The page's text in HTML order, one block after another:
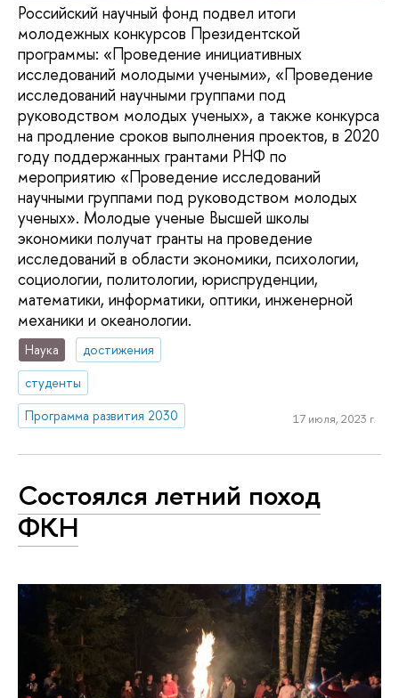
Российский научный фонд подвел итоги
молодежных конкурсов Президентской
программы: «Проведение инициативных
исследований молодыми учеными», «Проведение
исследований научными группами под
руководством молодых ученых», а также конкурса
на продление сроков выполнения проектов, в 2020
году поддержанных грантами РНФ по
мероприятию «Проведение исследований
научными группами под руководством молодых
ученых». Молодые ученые Высшей школы
экономики получат гранты на проведение
исследований в области экономики, психологии,
социологии, политологии, юриспруденции,
математики, информатики, оптики, инженерной
механики и океанологии.
Наука
достижения
студенты
Программа развития 2030
17 июля, 2023 г.
Состоялся летний поход
ФКН